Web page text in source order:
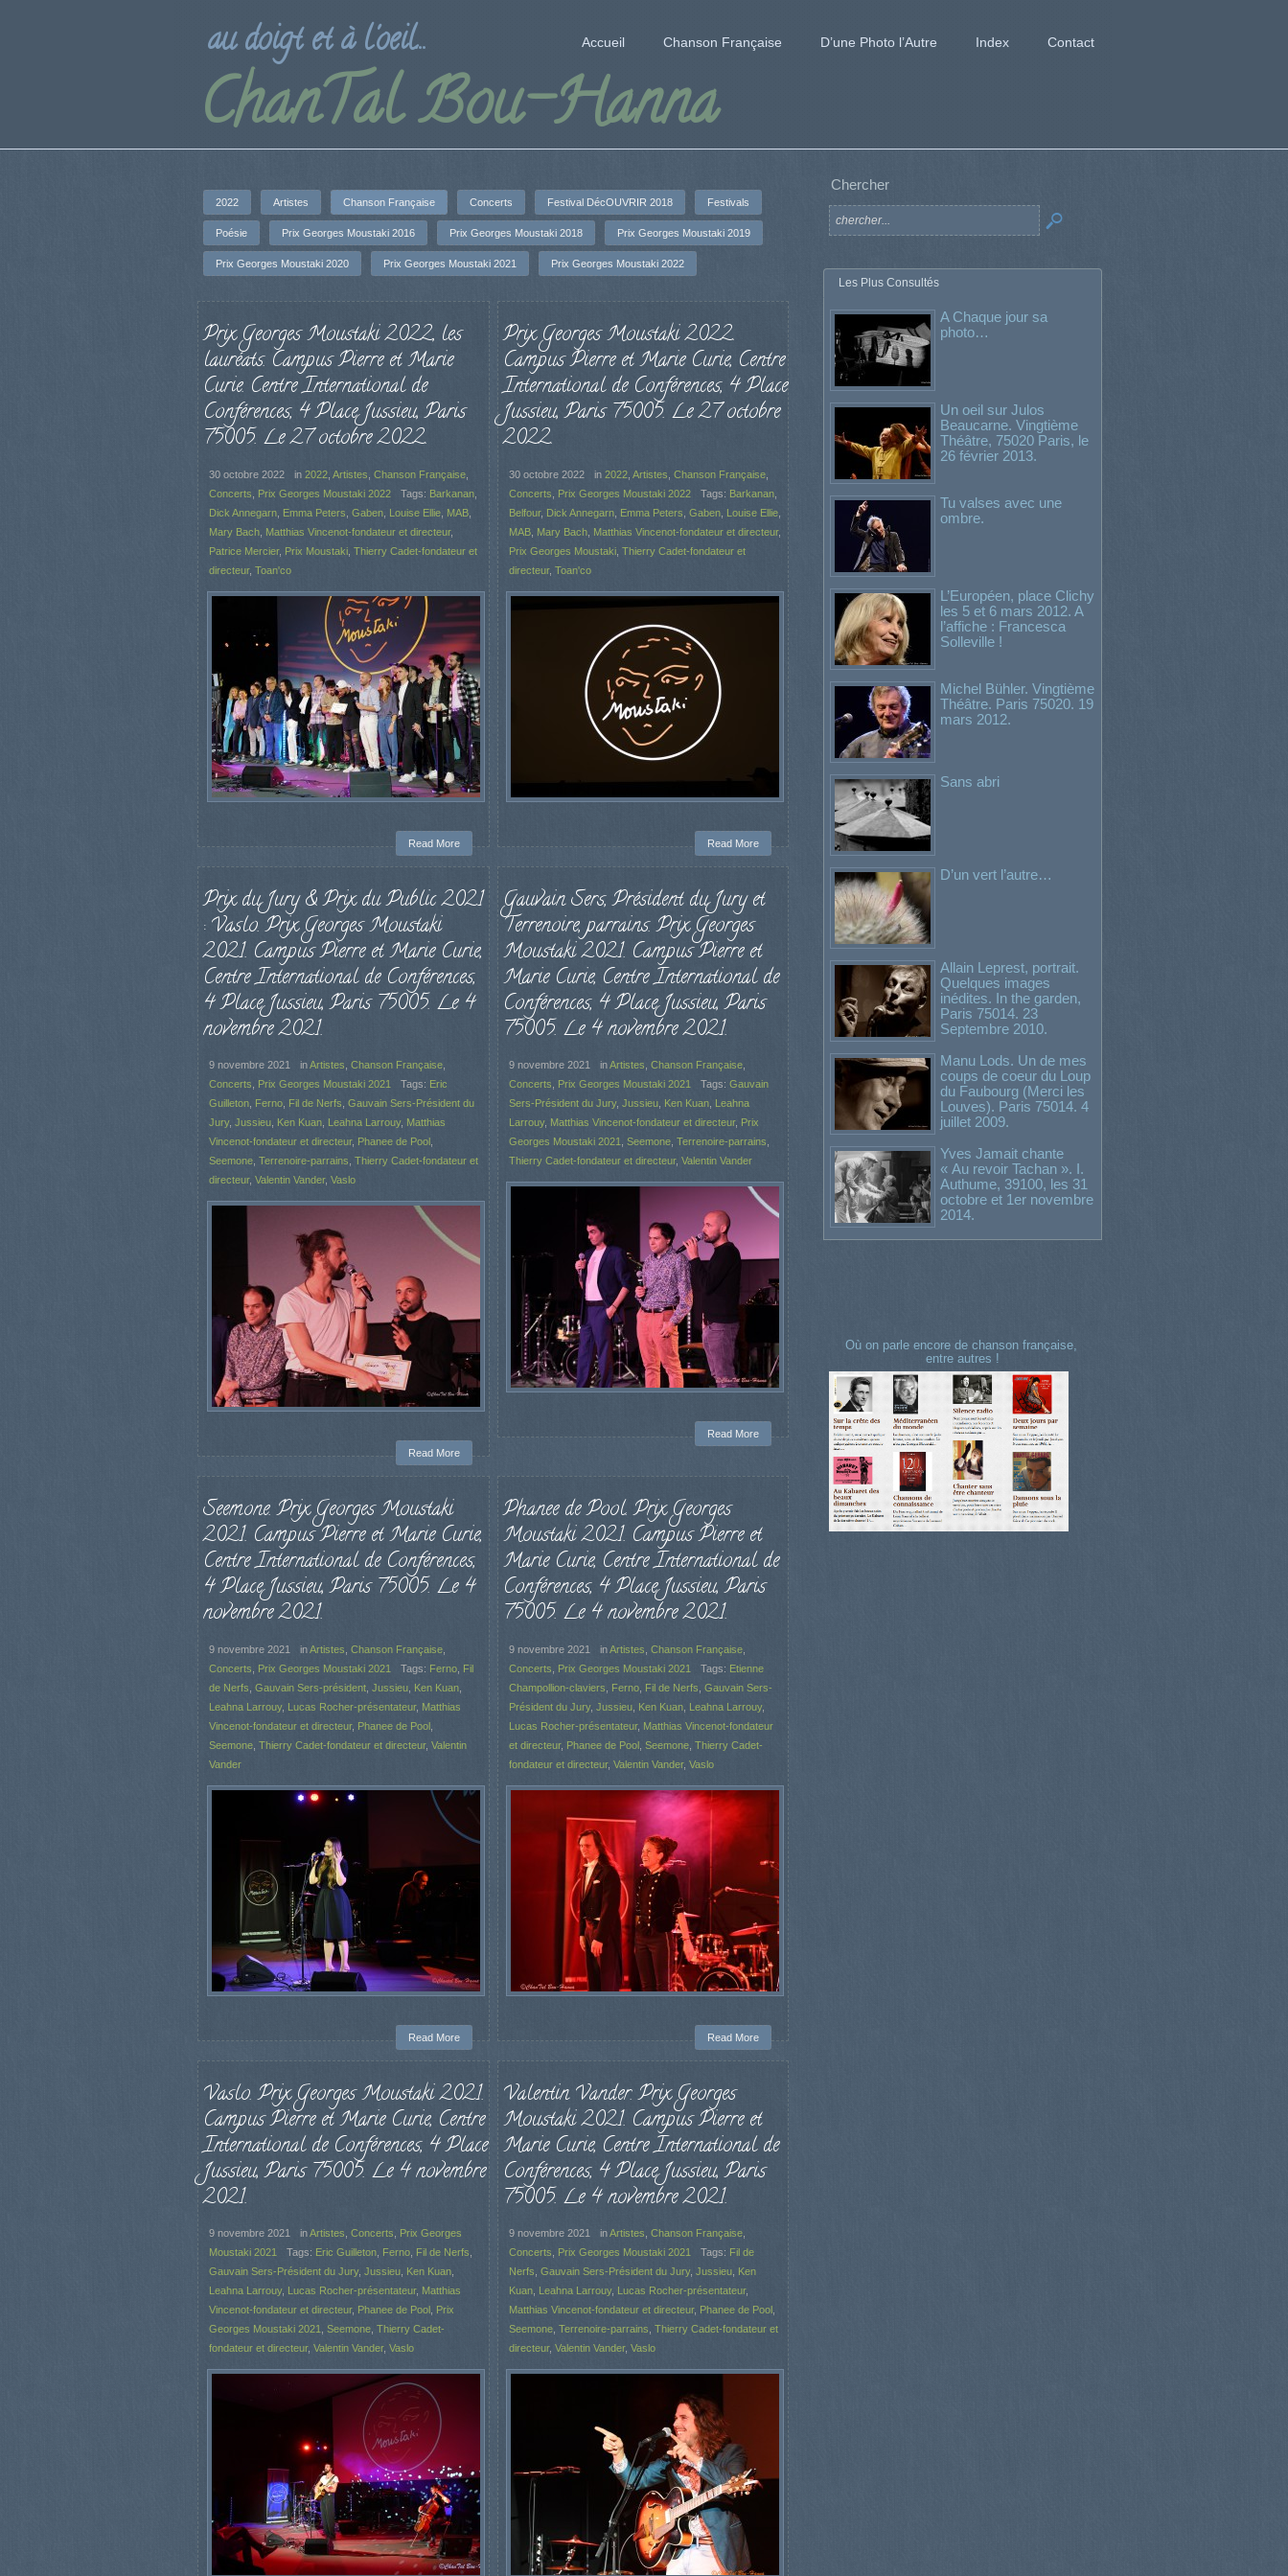
ChanTal Bou-Hanna
au doigt et à l'oeil... Accueil Chanson Française D’une Photo l’Autre Index Contact
2022 Artistes Chanson Française Concerts Festival DécOUVRIR 2018 Festivals
Poésie Prix Georges Moustaki 2016 Prix Georges Moustaki 2018 Prix Georges Moustaki 2019
Prix Georges Moustaki 2020 Prix Georges Moustaki 2021 Prix Georges Moustaki 2022
Prix Georges Moustaki 2022, les
lauréats. Campus Pierre et Marie
Curie. Centre International de
Conférences, 4 Place Jussieu, Paris
75005. Le 27 octobre 2022.
30 octobre 2022 in 2022 Artistes Chanson Française
Concerts
Prix Georges Moustaki 2022 Tags: Barkanan
Dick Annegarn Emma Peters Gaben Louise Ellie MAB
Mary Bach Matthias Vincenot-fondateur et directeur,
Patrice Mercier, Prix Moustaki Thierry Cadet-fondateur et
directeur, Toan'co
Read More
Prix Georges Moustaki 2022.
Campus Pierre et Marie Curie, Centre
International de Conférences, 4 Place
Jussieu, Paris 75005. Le 27 octobre
2022.
30 octobre 2022 in 2022, Artistes Chanson Française,
Concerts
Prix Georges Moustaki 2022 Tags: Barkanan,
Belfour, Dick Annegarn, Emma Peters Gaben, Louise Ellie,
MAB, Mary Bach, Matthias Vincenot-fondateur et directeur,
Prix Georges Moustaki, Thierry Cadet-fondateur et
directeur, Toan'co
Read More
Prix du Jury & Prix du Public 2021
: Vaslo. Prix Georges Moustaki
2021. Campus Pierre et Marie Curie,
Centre International de Conférences,
4 Place Jussieu, Paris 75005. Le 4
novembre 2021.
9 novembre 2021 inArtistes Chanson Française
Concerts
Prix Georges Moustaki 2021 Tags: Eric
Guilleton Ferno Fil de Nerfs Gauvain Sers-Président du
Jury, Jussieu Ken Kuan Leahna Larrouy, Matthias
Vincenot-fondateur et directeur, Phanee de Pool
Seemone Terrenoire-parrains Thierry Cadet-fondateur et
directeur, Valentin Vander, Vaslo
Read More
Gauvain Sers, Président du Jury et
Terrenoire, parrains. Prix Georges
Moustaki 2021. Campus Pierre et
Marie Curie, Centre International de
Conférences, 4 Place Jussieu, Paris
75005. Le 4 novembre 2021.
9 novembre 2021 inArtistes Chanson Française,
Concerts
Prix Georges Moustaki 2021 Tags: Gauvain
Sers-Président du Jury, Jussieu, Ken Kuan, Leahna
Larrouy, Matthias Vincenot-fondateur et directeur, Prix
Georges Moustaki 2021
Seemone, Terrenoire-parrains
Thierry Cadet-fondateur et directeur, Valentin Vander
Read More
Seemone. Prix Georges Moustaki
2021. Campus Pierre et Marie Curie,
Centre International de Conférences,
4 Place Jussieu, Paris 75005. Le 4
novembre 2021.
9 novembre 2021 inArtistes Chanson Française
Concerts
Prix Georges Moustaki 2021 Tags: Ferno Fil
de Nerfs Gauvain Sers-président Jussieu Ken Kuan
Leahna Larrouy, Lucas Rocher-présentateur, Matthias
Vincenot-fondateur et directeur, Phanee de Pool
Seemone Thierry Cadet-fondateur et directeur, Valentin
Vander
Read More
Phanee de Pool. Prix Georges
Moustaki 2021. Campus Pierre et
Marie Curie, Centre International de
Conférences, 4 Place Jussieu, Paris
75005. Le 4 novembre 2021.
9 novembre 2021 inArtistes Chanson Française,
Concerts
Prix Georges Moustaki 2021 Tags: Etienne
Champollion-claviers
Ferno, Fil de Nerfs Gauvain Sers-
Président du Jury, Jussieu, Ken Kuan, Leahna Larrouy,
Lucas Rocher-présentateur, Matthias Vincenot-fondateur
et directeur, Phanee de Pool, Seemone, Thierry Cadet-
fondateur et directeur, Valentin Vander, Vaslo
Read More
Vaslo. Prix Georges Moustaki 2021.
Campus Pierre et Marie Curie, Centre
International de Conférences, 4 Place
Jussieu, Paris 75005. Le 4 novembre
2021.
9 novembre 2021 inArtistes Concerts
Prix Georges
Moustaki 2021
Tags: Eric Guilleton Ferno Fil de Nerfs
Gauvain Sers-Président du Jury, Jussieu Ken Kuan
Leahna Larrouy, Lucas Rocher-présentateur, Matthias
Vincenot-fondateur et directeur, Phanee de Pool Prix
Georges Moustaki 2021
Seemone Thierry Cadet-
fondateur et directeur, Valentin Vander, Vaslo
Valentin Vander. Prix Georges
Moustaki 2021. Campus Pierre et
Marie Curie, Centre International de
Conférences, 4 Place Jussieu, Paris
75005. Le 4 novembre 2021.
9 novembre 2021 inArtistes Chanson Française,
Concerts
Prix Georges Moustaki 2021 Tags: Fil de
Nerfs Gauvain Sers-Président du Jury, Jussieu, Ken
Kuan, Leahna Larrouy, Lucas Rocher-présentateur,
Matthias Vincenot-fondateur et directeur, Phanee de Pool,
Seemone, Terrenoire-parrains Thierry Cadet-fondateur et
directeur, Valentin Vander, Vaslo
Chercher
Les Plus Consultés
A Chaque jour sa
photo…
Un oeil sur Julos
Beaucarne. Vingtième
Théâtre, 75020 Paris, le
26 février 2013.
Tu valses avec une
ombre.
L’Européen, place Clichy
les 5 et 6 mars 2012. A
l’affiche : Francesca
Solleville !
Michel Bühler. Vingtième
Théâtre. Paris 75020. 19
mars 2012.
Sans abri
D’un vert l’autre…
Allain Leprest, portrait.
Quelques images
inédites. In the garden,
Paris 75014. 23
Septembre 2010.
Manu Lods. Un de mes
coups de coeur du Loup
du Faubourg (Merci les
Louves). Paris 75014. 4
juillet 2009.
Yves Jamait chante
« Au revoir Tachan ». I.
Authume, 39100, les 31
octobre et 1er novembre
2014.
Où on parle encore de chanson française,
entre autres !